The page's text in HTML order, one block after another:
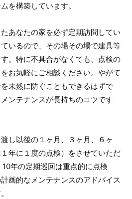
を構築しています。
あなたの家を必ず定期訪問してい
いるので、その場その場で建具等
。特に不具合がなくても、点検の
お気軽にご相談ください。やがて
未然に防ぐこともできるはずで
ンテナンスが長持ちのコツです
し以後の１ヶ月、３ヶ月、６ヶ
年に１度の点検）をさせていただ
年の定期巡回は重点的に点検
画的なメンテナンスのアドバイス